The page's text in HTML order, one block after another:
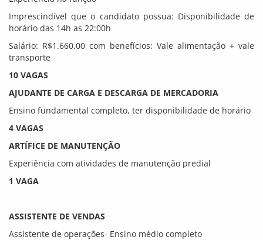
Imprescindível que o candidato possua: Disponibilidade de
horário das 14h as 22:00h
Salário: R$1.660,00 com benefícios: Vale alimentação + vale
transporte
10 VAGAS
AJUDANTE DE CARGA E DESCARGA DE MERCADORIA
Ensino fundamental completo, ter disponibilidade de horário
4 VAGAS
ARTÍFICE DE MANUTENÇÃO
Experiência com atividades de manutenção predial
1 VAGA
ASSISTENTE DE VENDAS
Assistente de operações- Ensino médio completo